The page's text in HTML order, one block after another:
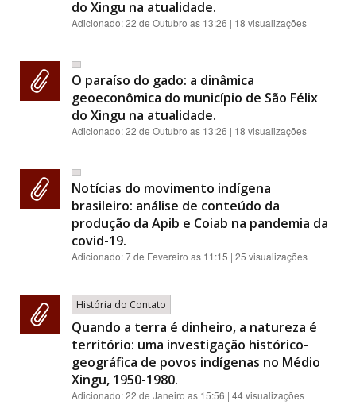
do Xingu na atualidade.
Adicionado:22 de Outubro as 13:26 | 18 visualizações
O paraíso do gado: a dinâmica
geoeconômica do município de São Félix
do Xingu na atualidade.
Adicionado:22 de Outubro as 13:26 | 18 visualizações
Notícias do movimento indígena
brasileiro: análise de conteúdo da
produção da Apib e Coiab na pandemia da
covid-19.
Adicionado:7 de Fevereiro as 11:15 | 25 visualizações
História do Contato
Quando a terra é dinheiro, a natureza é
território: uma investigação histórico-
geográfica de povos indígenas no Médio
Xingu, 1950-1980.
Adicionado:22 de Janeiro as 15:56 | 44 visualizações